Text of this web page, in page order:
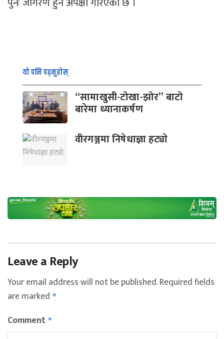
यो पनि पढ्नुहोस्
“सामाखुसी-टोखा-झोर” बाटो
बारेमा ध्यानाकर्षण
वीरगञ्जमा निषेधाज्ञा हट्याे
Leave a Reply
Your email address will not be published.Required fields
are marked *
Comment *